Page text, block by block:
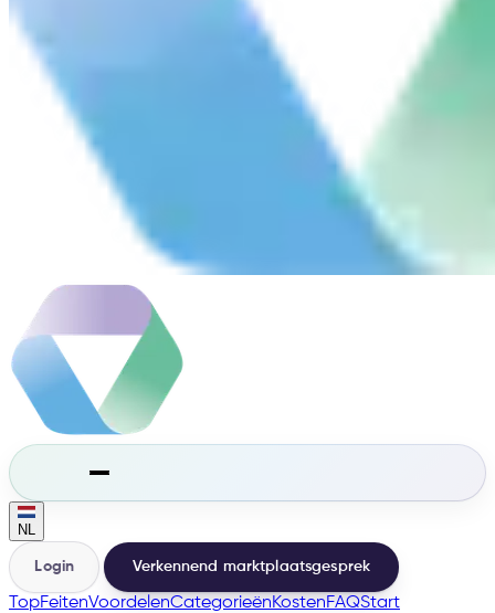
NL
Login Verkennend marktplaatsgesprek
TopFeitenVoordelenCategorieënKostenFAQStart